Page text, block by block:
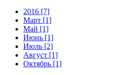
2016 [7]
Март [1]
Май [1]
Июнь [1]
Июль [2]
Август [1]
Октябрь [1]